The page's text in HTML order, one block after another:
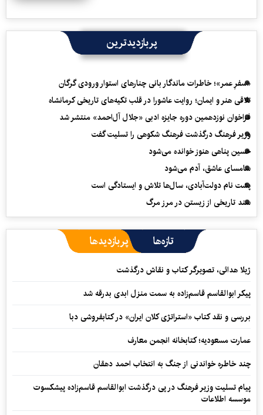
پربازدیدترین
«سفرِ عمر»؛ خاطرات ماندگار بانی چنارهای استوار ورودی گرگان
تلاقی هنر و ایمان؛ روایت عاشورا در قلب تکیه‌های تاریخی کرمانشاه
فراخوان نوزدهمین دوره جایزه ادبی «جلال آل‌احمد» منتشر شد
وزیر فرهنگ درگذشت فرهنگ شکوهی را تسلیت گفت
حسین پناهی هنوز خوانده می‌شود
سامسای عاشق، آدم می‌شود
پشت نام دولت‌آبادی، سال‌ها تلاش و ایستادگی است
سند تاریخی از زیستن در مرز مرگ
تازه‌ها پربازدیدها
ژیلا هدائی، تصویرگر کتاب و نقاش درگذشت
پیکر ابوالقاسم قاسم‌زاده به سمت منزل ابدی بدرقه شد
بررسی و نقد کتاب «استراتژی کلان ایران» در کتابفروشی دبا
عمارت مسعودیه؛ کتابخانه انجمن معارف
چند خاطره خواندنی از جنگ به انتخاب احمد دهقان
پیام تسلیت وزیر فرهنگ در پی درگذشت ابوالقاسم قاسم‌زاده پیشکسوت
موسسه اطلاعات